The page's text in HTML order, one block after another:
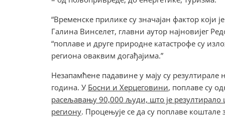
“Временске прилике су значајан фактор који
Галина Винселет, главни аутор најновијег
“поплаве и друге природне катастрофе су
региона оваквим догађајима.”
Незапамћене падавине у мају су
година. У Босни и Херцеговини, поплаве су
расељавању 90,000 људи, што је
региону. Процењује се да су поплаве